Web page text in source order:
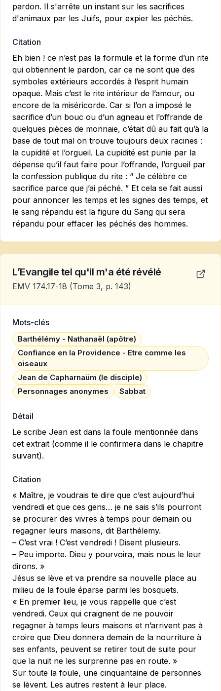
pardon. Il s'arrête un instant sur les sacrifices
d'animaux par les Juifs, pour expier les péchés.
Citation
Eh bien ! ce n’est pas la formule et la forme d’un rite
qui obtiennent le pardon, car ce ne sont que des
symboles extérieurs accordés à l’esprit humain
opaque. Mais c’est le rite intérieur de l’amour, ou
encore de la miséricorde. Car si l’on a imposé le
sacrifice d’un bouc ou d’un agneau et l’offrande de
quelques pièces de monnaie, c’était dû au fait qu’à la
base de tout mal on trouve toujours deux racines :
la cupidité et l’orgueil. La cupidité est punie par la
dépense qu’il faut faire pour l’offrande, l’orgueil par
la confession publique du rite : “ Je célèbre ce
sacrifice parce que j’ai péché. ” Et cela se fait aussi
pour annoncer les temps et les signes des temps, et
le sang répandu est la figure du Sang qui sera
répandu pour effacer les péchés des hommes.
L’Evangile tel qu'il m'a été révélé
EMV 174.17-18 (Tome 3, p. 143)
Mots-clés
Barthélémy - Nathanaël (apôtre)
Confiance en la Providence - Etre comme les
oiseaux
Jean de Capharnaüm (le disciple)
Personnages anonymes
Sabbat
Détail
Le scribe Jean est dans la foule mentionnée dans
cet extrait (comme il le confirmera dans le chapitre
suivant).
Citation
« Maître, je voudrais te dire que c’est aujourd’hui
vendredi et que ces gens… je ne sais s’ils pourront
se procurer des vivres à temps pour demain ou
regagner leurs maisons, dit Barthélemy.
– C’est vrai ! C’est vendredi ! Disent plusieurs.
– Peu importe. Dieu y pourvoira, mais nous le leur
dirons. »
Jésus se lève et va prendre sa nouvelle place au
milieu de la foule éparse parmi les bosquets.
« En premier lieu, je vous rappelle que c’est
vendredi. Ceux qui craignent de ne pouvoir
regagner à temps leurs maisons et n’arrivent pas à
croire que Dieu donnera demain de la nourriture à
ses enfants, peuvent se retirer tout de suite pour
que la nuit ne les surprenne pas en route. »
Sur toute la foule, une cinquantaine de personnes
se lèvent. Les autres restent à leur place.